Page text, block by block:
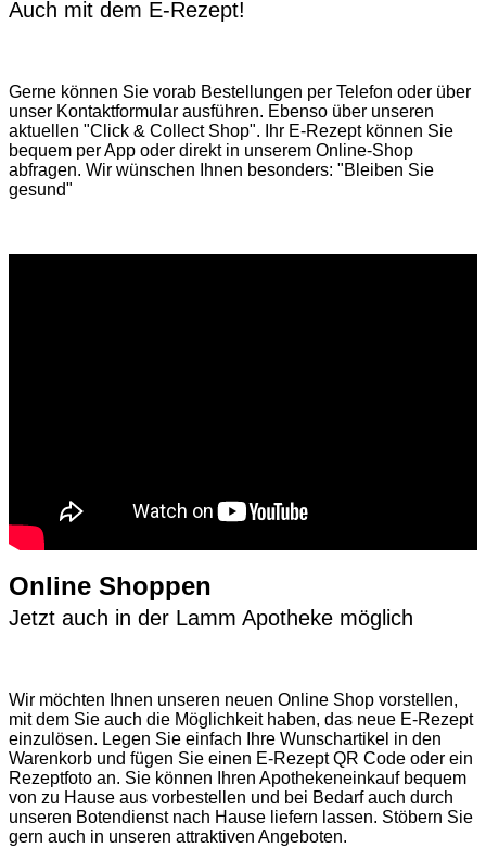
Auch mit dem E-Rezept!
Gerne können Sie vorab Bestellungen per Telefon oder über
unser Kontaktformular ausführen. Ebenso über unseren
aktuellen "Click & Collect Shop". Ihr E-Rezept können Sie
bequem per App oder direkt in unserem Online-Shop
abfragen. Wir wünschen Ihnen besonders: "Bleiben Sie
gesund"
Online Shoppen
Jetzt auch in der Lamm Apotheke möglich
Wir möchten Ihnen unseren neuen Online Shop vorstellen,
mit dem Sie auch die Möglichkeit haben, das neue E-Rezept
einzulösen. Legen Sie einfach Ihre Wunschartikel in den
Warenkorb und fügen Sie einen E-Rezept QR Code oder ein
Rezeptfoto an. Sie können Ihren Apothekeneinkauf bequem
von zu Hause aus vorbestellen und bei Bedarf auch durch
unseren Botendienst nach Hause liefern lassen. Stöbern Sie
gern auch in unseren attraktiven Angeboten.